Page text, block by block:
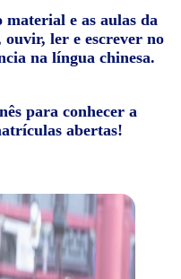
e as aulas da
ler e escrever no
na língua chinesa.
para conhecer a
abertas!